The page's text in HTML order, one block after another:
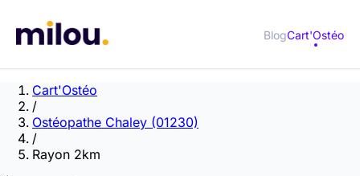
BlogCart'Ostéo
Cart'Ostéo
/
Ostéopathe Chaley (01230)
/
Rayon 2km